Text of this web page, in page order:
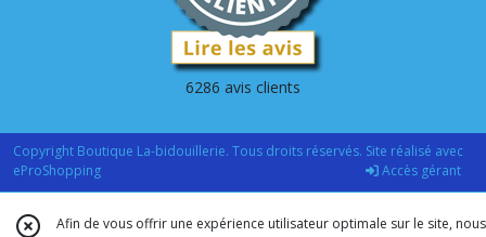
6286 avis clients
Copyright Boutique La-bidouillerie. Tous droits réservés. Site réalisé avec
eProShopping
Accès gérant
Afin de vous offrir une expérience utilisateur optimale sur le site, nous